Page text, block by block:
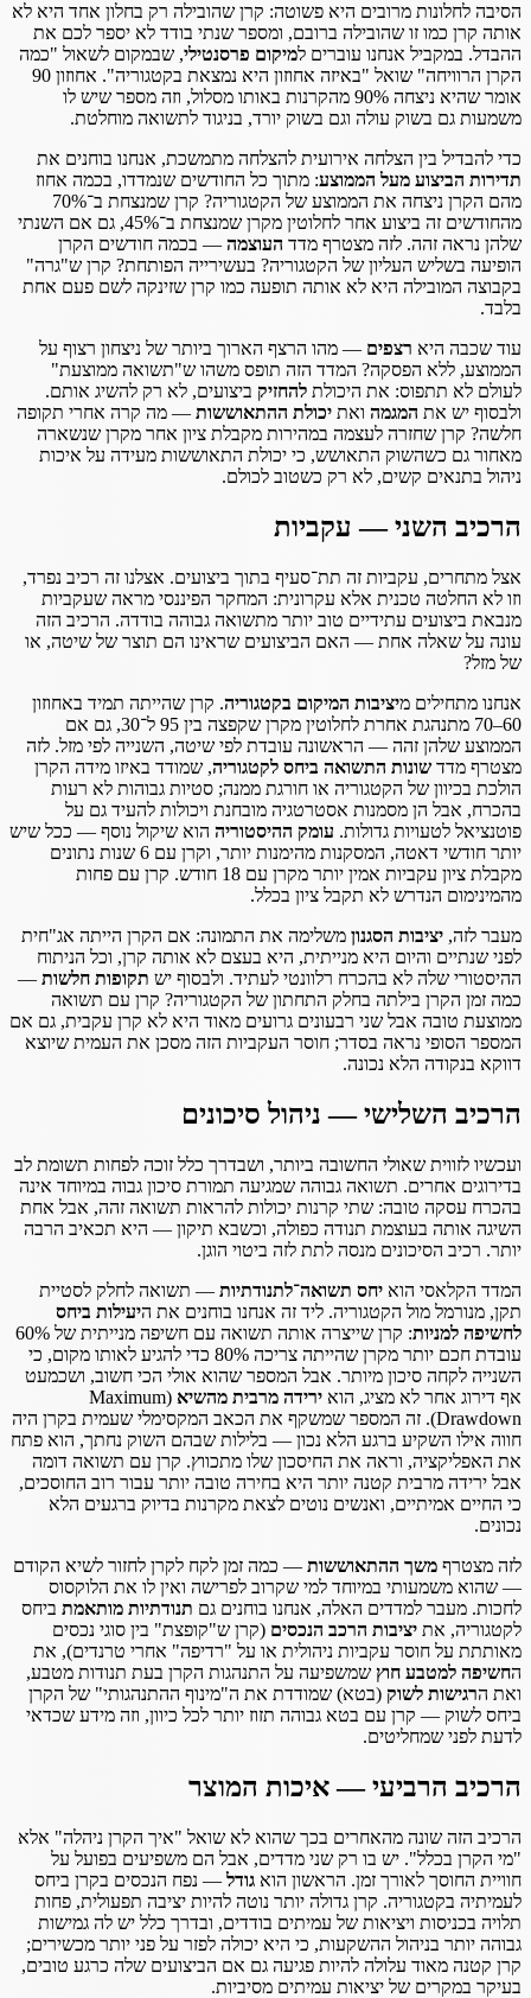
הסיבה לחלונות מרובים היא פשוטה: קרן שהובילה רק בחלון אחד היא לא
אותה קרן כמו זו שהובילה ברובם, ומספר שנתי בודד לא יספר לכם את
ההבדל. במקביל אנחנו עוברים למיקום פרסנטילי, שבמקום לשאול "כמה
הקרן הרוויחה" שואל "באיזה אחוזון היא נמצאת בקטגוריה". אחוזון 90
אומר שהיא ניצחה 90% מהקרנות באותו מסלול, וזה מספר שיש לו
משמעות גם בשוק עולה וגם בשוק יורד, בניגוד לתשואה מוחלטת.
כדי להבדיל בין הצלחה אירועית להצלחה מתמשכת, אנחנו בוחנים את
תדירות הביצוע מעל הממוצע: מתוך כל החודשים שנמדדו, בכמה אחוז
מהם הקרן ניצחה את הממוצע של הקטגוריה? קרן שמנצחת ב־70%
מהחודשים זה ביצוע אחר לחלוטין מקרן שמנצחת ב־45%, גם אם השנתי
שלהן נראה זהה. לזה מצטרף מדד העוצמה — בכמה חודשים הקרן
הופיעה בשליש העליון של הקטגוריה? בעשירייה הפותחת? קרן ש"גרה"
בקבוצה המובילה היא לא אותה תופעה כמו קרן שזינקה לשם פעם אחת
בלבד.
עוד שכבה היא רצפים — מהו הרצף הארוך ביותר של ניצחון רצוף על
הממוצע, ללא הפסקה? המדד הזה תופס משהו ש"תשואה ממוצעת"
לעולם לא תתפוס: את היכולת להחזיק ביצועים, לא רק להשיג אותם.
ולבסוף יש את המגמה ואת יכולת ההתאוששות — מה קרה אחרי תקופה
חלשה? קרן שחזרה לעצמה במהירות מקבלת ציון אחר מקרן שנשארה
מאחור גם כשהשוק התאושש, כי יכולת התאוששות מעידה על איכות
ניהול בתנאים קשים, לא רק כשטוב לכולם.
הרכיב השני — עקביות
אצל מתחרים, עקביות זה תת־סעיף בתוך ביצועים. אצלנו זה רכיב נפרד,
וזו לא החלטה טכנית אלא עקרונית: המחקר הפיננסי מראה שעקביות
מנבאת ביצועים עתידיים טוב יותר מתשואה גבוהה בודדה. הרכיב הזה
עונה על שאלה אחת — האם הביצועים שראינו הם תוצר של שיטה, או
של מזל?
אנחנו מתחילים מיציבות המיקום בקטגוריה. קרן שהייתה תמיד באחוזון
60–70 מתנהגת אחרת לחלוטין מקרן שקפצה בין 95 ל־30, גם אם
הממוצע שלהן זהה — הראשונה עובדת לפי שיטה, השנייה לפי מזל. לזה
מצטרף מדד שונות התשואה ביחס לקטגוריה, שמודד באיזו מידה הקרן
הולכת בכיוון של הקטגוריה או חורגת ממנה; סטיות גבוהות לא רעות
בהכרח, אבל הן מסמנות אסטרטגיה מובחנת ויכולות להעיד גם על
פוטנציאל לטעויות גדולות. עומק ההיסטוריה הוא שיקול נוסף — ככל שיש
יותר חודשי דאטה, המסקנות מהימנות יותר, וקרן עם 6 שנות נתונים
מקבלת ציון עקביות אמין יותר מקרן עם 18 חודש. קרן עם פחות
מהמינימום הנדרש לא תקבל ציון בכלל.
מעבר לזה, יציבות הסגנון משלימה את התמונה: אם הקרן הייתה אג"חית
לפני שנתיים והיום היא מנייתית, היא בעצם לא אותה קרן, וכל הניתוח
ההיסטורי שלה לא בהכרח רלוונטי לעתיד. ולבסוף יש תקופות חלשות —
כמה זמן הקרן בילתה בחלק התחתון של הקטגוריה? קרן עם תשואה
ממוצעת טובה אבל שני רבעונים גרועים מאוד היא לא קרן עקבית, גם אם
המספר הסופי נראה בסדר; חוסר העקביות הזה מסכן את העמית שיוצא
דווקא בנקודה הלא נכונה.
הרכיב השלישי — ניהול סיכונים
ועכשיו לזווית שאולי החשובה ביותר, ושבדרך כלל זוכה לפחות תשומת לב
בדירוגים אחרים. תשואה גבוהה שמגיעה תמורת סיכון גבוה במיוחד אינה
בהכרח עסקה טובה: שתי קרנות יכולות להראות תשואה זהה, אבל אחת
השיגה אותה בעוצמת תנודה כפולה, וכשבא תיקון — היא תכאיב הרבה
יותר. רכיב הסיכונים מנסה לתת לזה ביטוי הוגן.
המדד הקלאסי הוא יחס תשואה־לתנודתיות — תשואה לחלק לסטיית
תקן, מנורמל מול הקטגוריה. ליד זה אנחנו בוחנים את היעילות ביחס
לחשיפה למניות
: קרן שייצרה אותה תשואה עם חשיפה מנייתית של 60%
עובדת חכם יותר מקרן שהייתה צריכה 80% כדי להגיע לאותו מקום, כי
השנייה לקחה סיכון מיותר. אבל המספר שהוא אולי הכי חשוב, ושכמעט
אף דירוג אחר לא מציג, הוא ירידה מרבית מהשיא (Maximum
Drawdown). זה המספר שמשקף את הכאב המקסימלי שעמית בקרן היה
חווה אילו השקיע ברגע הלא נכון — בלילות שבהם השוק נחתך, הוא פתח
את האפליקציה, וראה את החיסכון שלו מתכווץ. קרן עם תשואה דומה
אבל ירידה מרבית קטנה יותר היא בחירה טובה יותר עבור רוב החוסכים,
כי החיים אמיתיים, ואנשים נוטים לצאת מקרנות בדיוק ברגעים הלא
נכונים.
לזה מצטרף משך ההתאוששות — כמה זמן לקח לקרן לחזור לשיא הקודם
— שהוא משמעותי במיוחד למי שקרוב לפרישה ואין לו את הלוקסוס
לחכות. מעבר למדדים האלה, אנחנו בוחנים גם תנודתיות מותאמת ביחס
לקטגוריה, את יציבות הרכב הנכסים (קרן ש"קופצת" בין סוגי נכסים
מאותתת על חוסר עקביות ניהולית או על "רדיפה" אחרי טרנדים), את
החשיפה למטבע חוץ שמשפיעה על התנהגות הקרן בעת תנודות מטבע,
ואת הרגישות לשוק (בטא) שמודדת את ה"מינוף ההתנהגותי" של הקרן
ביחס לשוק — קרן עם בטא גבוהה תזוז יותר לכל כיוון, וזה מידע שכדאי
לדעת לפני שמחליטים.
הרכיב הרביעי — איכות המוצר
הרכיב הזה שונה מהאחרים בכך שהוא לא שואל "איך הקרן ניהלה" אלא
"מי הקרן בכלל". יש בו רק שני מדדים, אבל הם משפיעים בפועל על
חוויית החוסך לאורך זמן. הראשון הוא גודל — נפח הנכסים בקרן ביחס
לעמיתיה בקטגוריה. קרן גדולה יותר נוטה להיות יציבה תפעולית, פחות
תלויה בכניסות ויציאות של עמיתים בודדים, ובדרך כלל יש לה גמישות
גבוהה יותר בניהול ההשקעות, כי היא יכולה לפזר על פני יותר מכשירים;
קרן קטנה מאוד עלולה להיות פגיעה גם אם הביצועים שלה כרגע טובים,
בעיקר במקרים של יציאות עמיתים מסיביות.